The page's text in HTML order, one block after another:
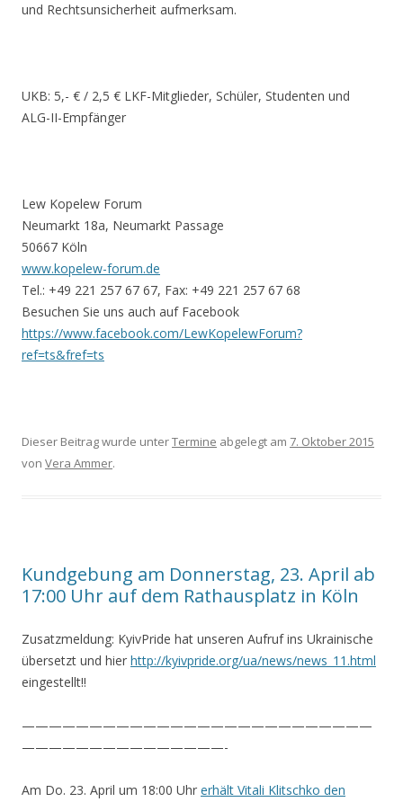
und Rechtsunsicherheit aufmerksam.
UKB: 5,- € / 2,5 € LKF-Mitglieder, Schüler, Studenten und
ALG-II-Empfänger
Lew Kopelew Forum
Neumarkt 18a, Neumarkt Passage
50667 Köln
www.kopelew-forum.de
Tel.: +49 221 257 67 67, Fax: +49 221 257 67 68
Besuchen Sie uns auch auf Facebook
https://www.facebook.com/LewKopelewForum?
ref=ts&fref=ts
Dieser Beitrag wurde unterTermine abgelegt am 7. Oktober 2015
von Vera Ammer.
Kundgebung am Donnerstag, 23. April ab
17:00 Uhr auf dem Rathausplatz in Köln
Zusatzmeldung: KyivPride hat unseren Aufruf ins Ukrainische
übersetzt und hier http://kyivpride.org/ua/news/news_11.html
eingestellt!!
——————————————————————————
———————————————-
Am Do. 23. April um 18:00 Uhr erhält Vitali Klitschko den